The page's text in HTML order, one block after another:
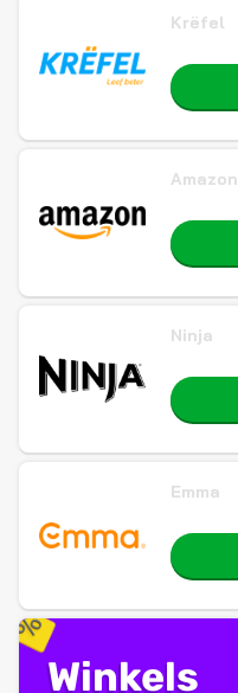
Krëfel
Amazon
Ninja
Emma
Winkels